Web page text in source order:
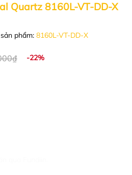
Quartz 8160L-VT-DD-X
phẩm: 8160L-VT-DD-X
-22%